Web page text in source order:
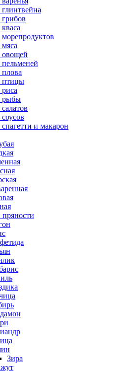
морепродуктов
овощей
пельменей
птицы
рыбы
и макарон
Зира